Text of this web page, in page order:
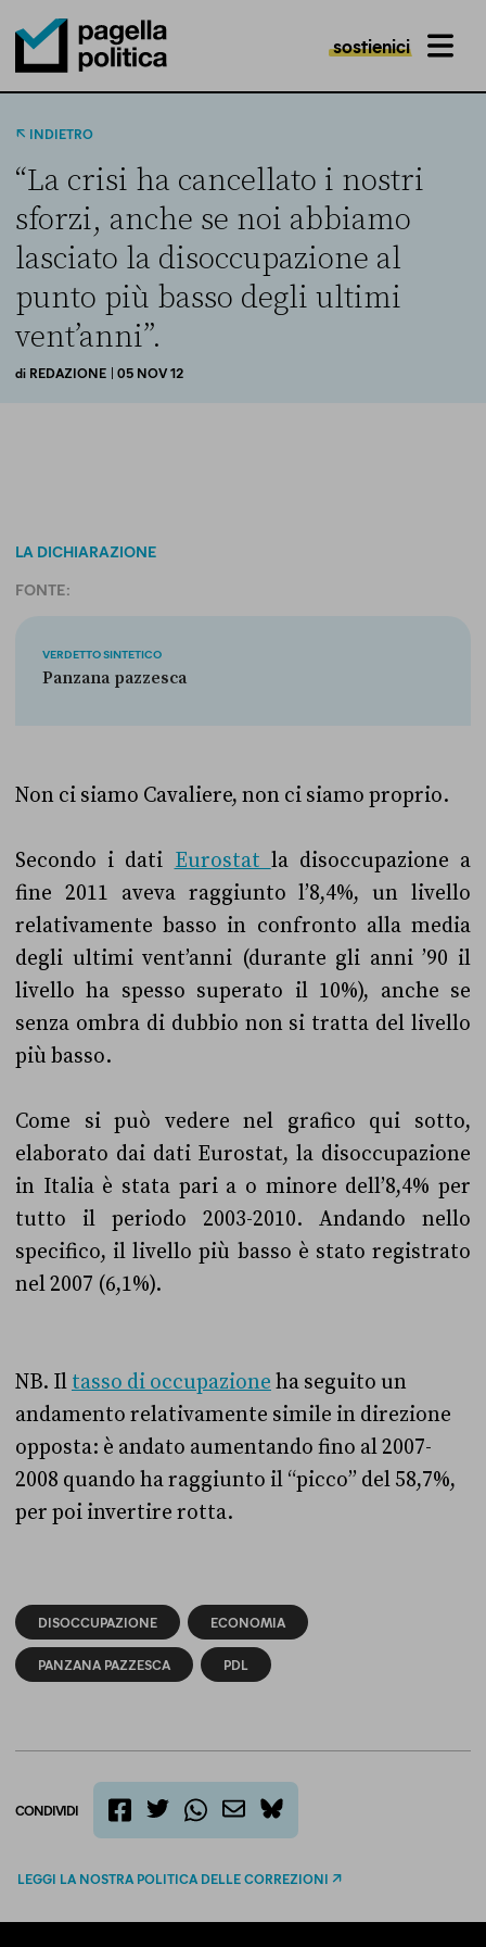
Pagella Politica Logo
sostienici MENU
INDIETRO
“La crisi ha cancellato i nostri
sforzi, anche se noi abbiamo
lasciato la disoccupazione al
punto più basso degli ultimi
vent’anni”.
di REDAZIONE | 05 NOV 12
LA DICHIARAZIONE
FONTE:
VERDETTO SINTETICO
Panzana pazzesca
Non ci siamo Cavaliere, non ci siamo proprio.
Secondo i dati Eurostat la disoccupazione a
fine 2011 aveva raggiunto l’8,4%, un livello
relativamente basso in confronto alla media
degli ultimi vent’anni (durante gli anni ’90 il
livello ha spesso superato il 10%), anche se
senza ombra di dubbio non si tratta del livello
più basso.
Come si può vedere nel grafico qui sotto,
elaborato dai dati Eurostat, la disoccupazione
in Italia è stata pari a o minore dell’8,4% per
tutto il periodo 2003-2010. Andando nello
specifico, il livello più basso è stato registrato
nel 2007 (6,1%).
NB. Il tasso di occupazione ha seguito un
andamento relativamente simile in direzione
opposta: è andato aumentando fino al 2007-
2008 quando ha raggiunto il “picco” del 58,7%,
per poi invertire rotta.
DISOCCUPAZIONE ECONOMIA
PANZANA PAZZESCA PDL
CONDIVIDI
bluesky
LEGGI LA NOSTRA POLITICA DELLE CORREZIONI